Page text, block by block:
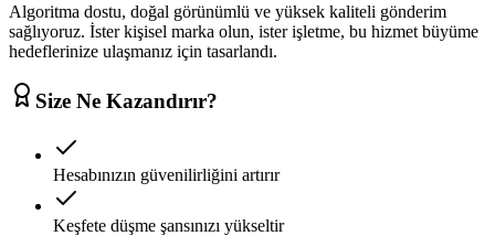
Algoritma dostu, doğal görünümlü ve yüksek kaliteli gönderim
sağlıyoruz. İster kişisel marka olun, ister işletme, bu hizmet büyüme
hedeflerinize ulaşmanız için tasarlandı.
Size Ne Kazandırır?
Hesabınızın güvenilirliğini artırır
Keşfete düşme şansınızı yükseltir